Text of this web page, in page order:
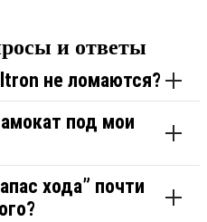
и ответы
не ломаются?
под мои
хода” почти